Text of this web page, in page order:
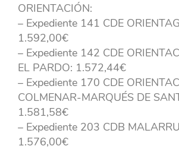
ORIENTACIÓN:
– Expediente 141 CDE
1.592,00€
– Expediente 142 CDE
EL PARDO: 1.572,44€
– Expediente 170 CDE
COLMENAR-MARQUÉS DE
1.581,58€
– Expediente 203 CDB
1.576,00€